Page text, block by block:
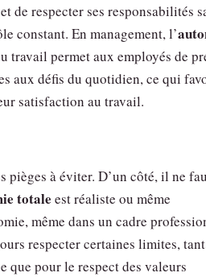
de respecter ses responsabilités
constant. En management, l’
travail permet aux employés de
aux défis du quotidien, ce qui
satisfaction au travail.
pièges à éviter. D’un côté, il ne
totale est réaliste ou même
même dans un cadre
respecter certaines limites,
que pour le respect des valeurs